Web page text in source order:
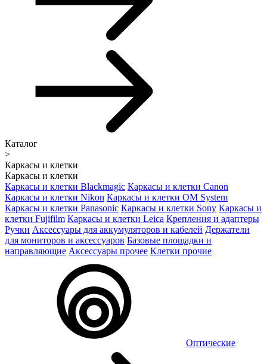
Каталог
>
Каркасы и клетки
Каркасы и клетки
Каркасы и клетки Blackmagic Каркасы и клетки Canon
Каркасы и клетки Nikon Каркасы и клетки OM System
Каркасы и клетки Panasonic Каркасы и клетки Sony Каркасы и
клетки Fujifilm Каркасы и клетки Leica Крепления и адаптеры
Ручки Аксессуары для аккумуляторов и кабелей Держатели
для мониторов и аксессуаров Базовые площадки и
направляющие Аксессуары прочее Клетки прочие
Оптические